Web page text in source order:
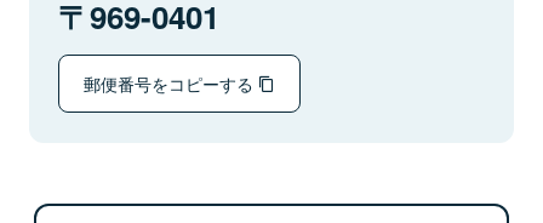
969-0401
郵便番号をコピーする